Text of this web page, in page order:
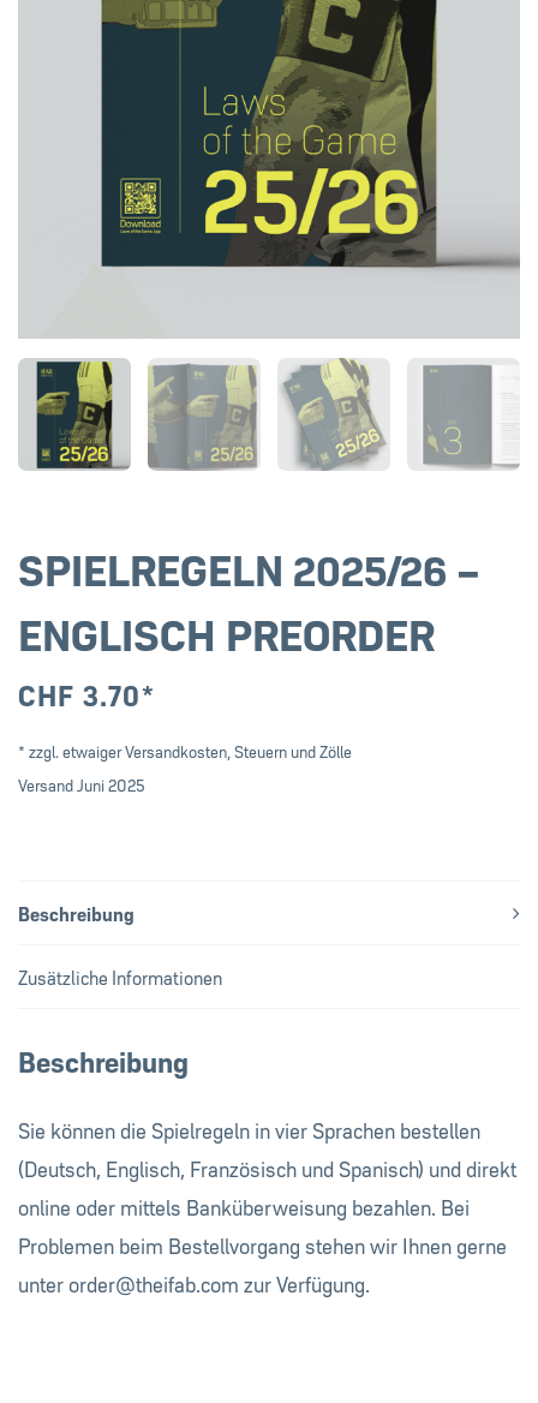
SPIELREGELN 2025/26 –
ENGLISCH PREORDER
CHF 3.70*
* zzgl. etwaiger Versandkosten, Steuern und Zölle
Versand Juni 2025
Beschreibung
Zusätzliche Informationen
Beschreibung
Sie können die Spielregeln in vier Sprachen bestellen
(Deutsch, Englisch, Französisch und Spanisch) und direkt
online oder mittels Banküberweisung bezahlen. Bei
Problemen beim Bestellvorgang stehen wir Ihnen gerne
unter order@theifab.com zur Verfügung.